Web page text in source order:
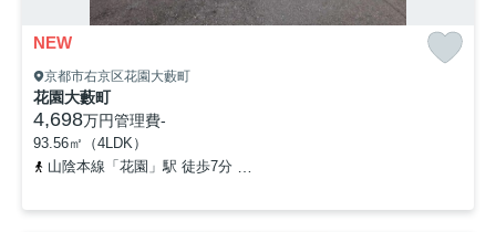
NEW
京都市右京区花園大藪町
花園大藪町
4,698万円管理費-
93.56㎡（4LDK）
山陰本線「花園」駅 徒歩7分